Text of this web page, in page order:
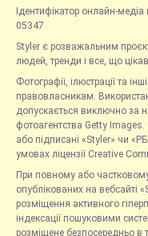
Ідентифікатор онлайн-медіа
05347
Styler є розважальним
людей, тренди і все, що
Фотографії, ілюстрації та
правовласникам.
допускається виключно за
фотоагентства Getty
або підписані «Styler» чи
умовах ліцензії Creative
При повному або частковому
опублікованих на вебсайті
розміщення активного
індексації пошуковими
розміщене безпосередньо в